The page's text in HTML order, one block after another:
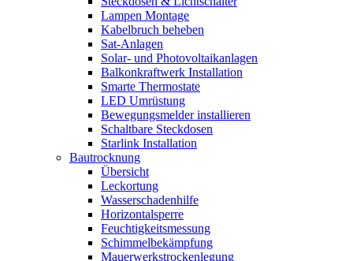
Lampen Montage
Kabelbruch beheben
Sat-Anlagen
Solar- und Photovoltaikanlagen
Balkonkraftwerk Installation
Smarte Thermostate
LED Umrüstung
Bewegungsmelder installieren
Schaltbare Steckdosen
Starlink Installation
Bautrocknung
Übersicht
Leckortung
Wasserschadenhilfe
Horizontalsperre
Feuchtigkeitsmessung
Schimmelbekämpfung
Mauerwerkstrockenlegung